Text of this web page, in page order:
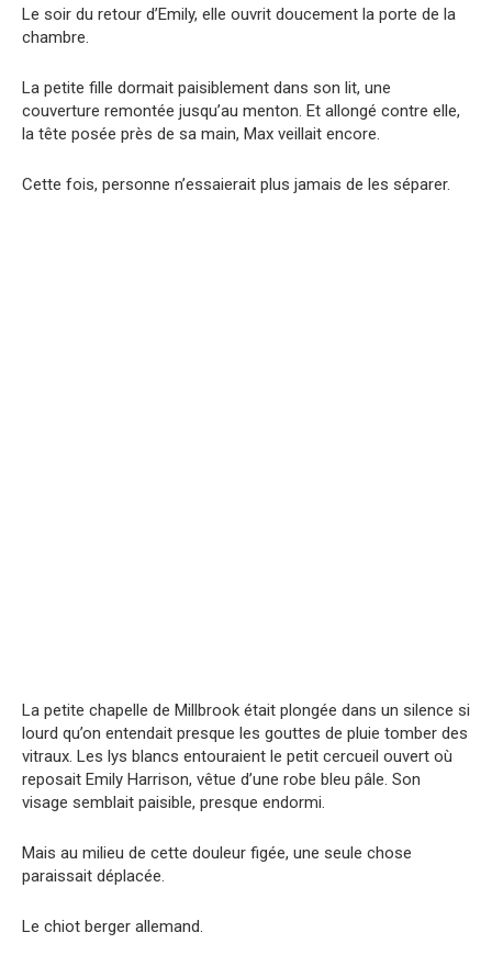
Le soir du retour d’Emily, elle ouvrit doucement la porte de la
chambre.
La petite fille dormait paisiblement dans son lit, une
couverture remontée jusqu’au menton. Et allongé contre elle,
la tête posée près de sa main, Max veillait encore.
Cette fois, personne n’essaierait plus jamais de les séparer.
La petite chapelle de Millbrook était plongée dans un silence si
lourd qu’on entendait presque les gouttes de pluie tomber des
vitraux. Les lys blancs entouraient le petit cercueil ouvert où
reposait Emily Harrison, vêtue d’une robe bleu pâle. Son
visage semblait paisible, presque endormi.
Mais au milieu de cette douleur figée, une seule chose
paraissait déplacée.
Le chiot berger allemand.